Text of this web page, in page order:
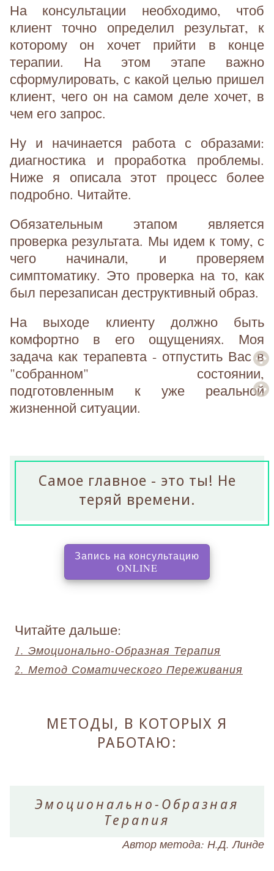
На консультации необходимо, чтоб
клиент точно определил результат, к
которому он хочет прийти в конце
терапии. На этом этапе важно
сформулировать, с какой целью пришел
клиент, чего он на самом деле хочет, в
чем его запрос.
Ну и начинается работа с образами:
диагностика и проработка проблемы.
Ниже я описала этот процесс более
подробно. Читайте.
Обязательным этапом является
проверка результата. Мы идем к тому, с
чего начинали, и проверяем
симптоматику. Это проверка на то, как
был перезаписан деструктивный образ.
На выходе клиенту должно быть
комфортно в его ощущениях. Моя
задача как терапевта - отпустить Вас в
"собранном" состоянии,
подготовленным к уже реальной
жизненной ситуации.
Самое главное - это ты! Не
теряй времени.
Запись на консультацию
ONLINE, перенаправляет на
Читайте дальше:
1. Эмоционально-Образная Терапия
2. Метод Соматического Переживания
МЕТОДЫ, В КОТОРЫХ Я
РАБОТАЮ:
Эмоционально-Образная
Терапия
Автор метода: Н.Д. Линде